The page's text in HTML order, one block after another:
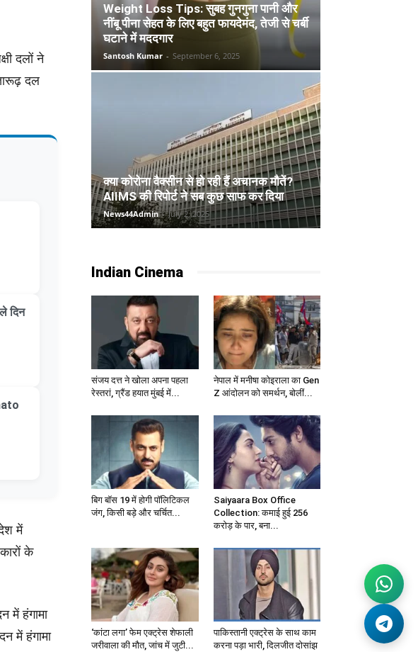
दलों ने
दल
दिन
में
के
में हंगामा
में हंगामा
Weight Loss Tips: सुबह गुनगुना पानी और
नींबू पीना सेहत के लिए बहुत फायदेमंद, तेजी से चर्बी
घटाने में मददगार
Santosh Kumar - September 6, 2025
क्या कोरोना वैक्सीन से हो रही हैं अचानक मौतें?
AIIMS की रिपोर्ट ने सब कुछ साफ कर दिया
News44Admin - July 2, 2025
Indian Cinema
संजय दत्त ने खोला अपना पहला
रेस्तरां, ग्रैंड हयात मुंबई में...
नेपाल में मनीषा कोइराला का Gen
Z आंदोलन को समर्थन, बोलीं...
बिग बॉस 19 में होगी पॉलिटिकल
जंग, किसी बड़े और चर्चित...
Saiyaara Box Office
Collection: कमाई हुई 256
करोड़ के पार, बना...
‘कांटा लगा’ फेम एक्ट्रेस शेफाली
जरीवाला की मौत, जांच में जुटी...
पाकिस्तानी एक्ट्रेस के साथ काम
करना पड़ा भारी, दिलजीत दोसांझ